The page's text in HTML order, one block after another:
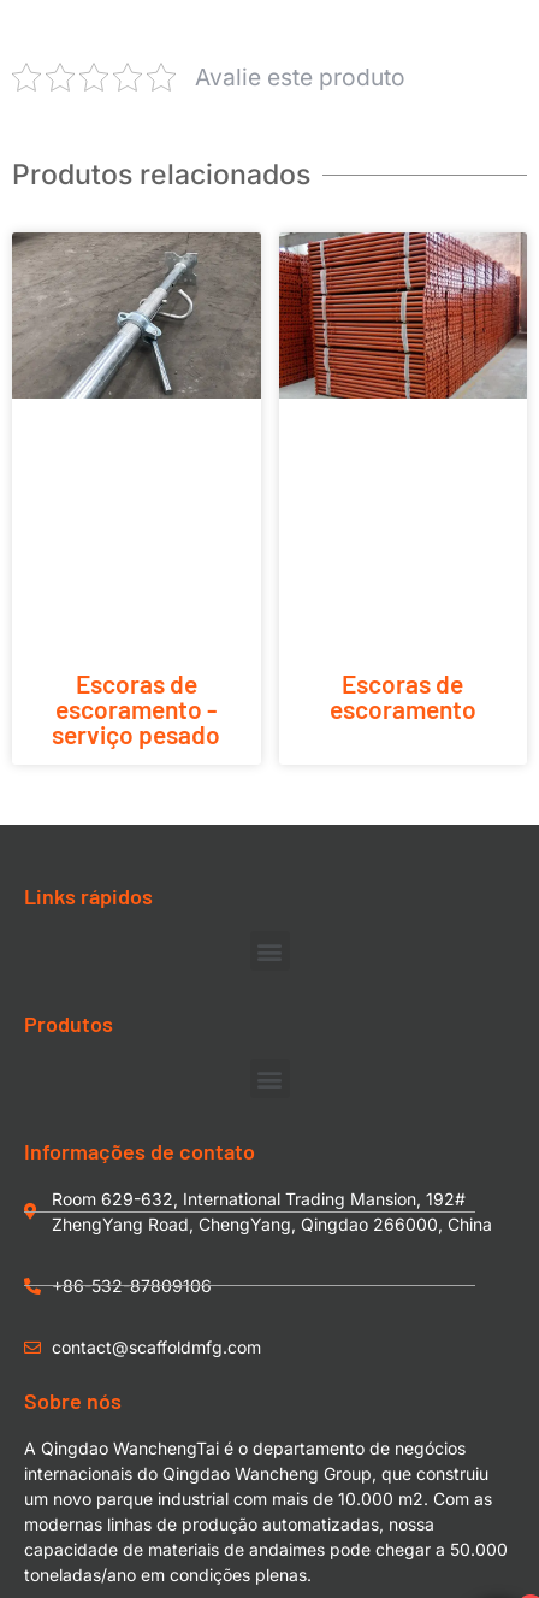
Avalie este produto
Produtos relacionados
Escoras de
escoramento -
serviço pesado
Escoras de
escoramento
Links rápidos
Produtos
Informações de contato
Room 629-632, International Trading Mansion, 192#
ZhengYang Road, ChengYang, Qingdao 266000, China
+86-532-87809106
contact@scaffoldmfg.com
Sobre nós
A Qingdao WanchengTai é o departamento de negócios
internacionais do Qingdao Wancheng Group, que construiu
um novo parque industrial com mais de 10.000 m2. Com as
modernas linhas de produção automatizadas, nossa
capacidade de materiais de andaimes pode chegar a 50.000
toneladas/ano em condições plenas.